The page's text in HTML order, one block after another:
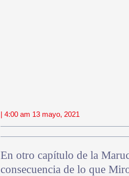
| 4:00 am 13 mayo, 2021
En otro capítulo de la
consecuencia de lo que